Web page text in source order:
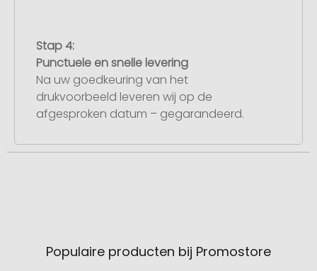
Stap 4:
Punctuele en snelle levering
Na uw goedkeuring van het
drukvoorbeeld leveren wij op de
afgesproken datum – gegarandeerd.
Populaire producten bij Promostore